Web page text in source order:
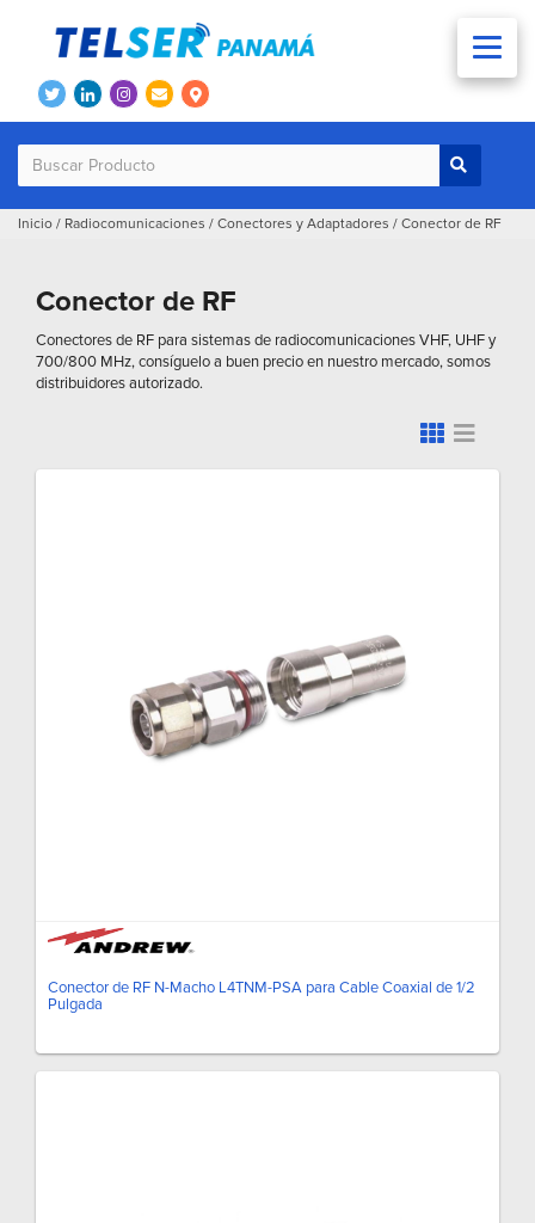
Inicio / Radiocomunicaciones / Conectores y Adaptadores / Conector de RF
Conector de RF
Conectores de RF para sistemas de radiocomunicaciones VHF, UHF y
700/800 MHz, consíguelo a buen precio en nuestro mercado, somos
distribuidores autorizado.
Conector de RF N-Macho L4TNM-PSA para Cable Coaxial de 1/2
Pulgada